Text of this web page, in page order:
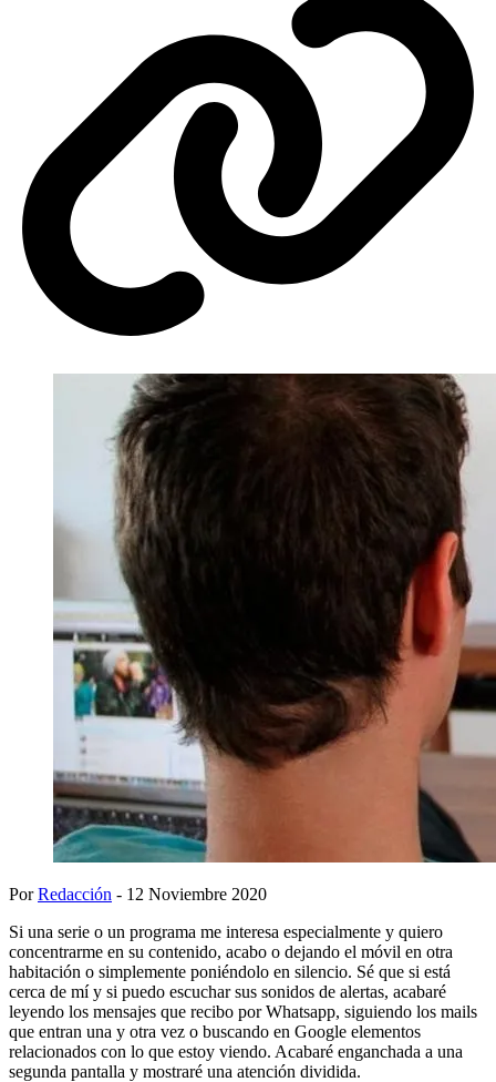
PorRedacción - 12 Noviembre 2020
Si una serie o un programa me interesa especialmente y quiero
concentrarme en su contenido, acabo o dejando el móvil en otra
habitación o simplemente poniéndolo en silencio. Sé que si está
cerca de mí y si puedo escuchar sus sonidos de alertas, acabaré
leyendo los mensajes que recibo por Whatsapp, siguiendo los mails
que entran una y otra vez o buscando en Google elementos
relacionados con lo que estoy viendo. Acabaré enganchada a una
segunda pantalla y mostraré una atención dividida.